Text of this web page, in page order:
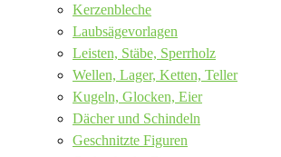
Kerzenbleche
Laubsägevorlagen
Leisten, Stäbe, Sperrholz
Wellen, Lager, Ketten, Teller
Kugeln, Glocken, Eier
Dächer und Schindeln
Geschnitzte Figuren